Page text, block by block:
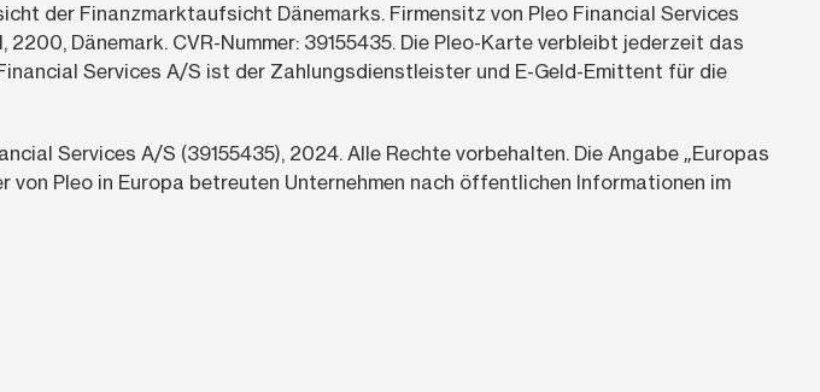
der Finanzmarktaufsicht Dänemarks. Firmensitz von Pleo Financial Services
Dänemark. CVR-Nummer: 39155435. Die Pleo-Karte verbleibt jederzeit das
Services A/S ist der Zahlungsdienstleister und E-Geld-Emittent für die
Services A/S (39155435), 2024. Alle Rechte vorbehalten. Die Angabe „Europas
von Pleo in Europa betreuten Unternehmen nach öffentlichen Informationen im